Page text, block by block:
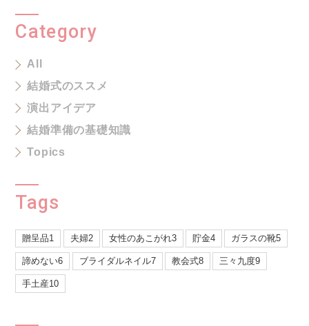
Category
All
結婚式のススメ
演出アイデア
結婚準備の基礎知識
Topics
Tags
贈呈品1 夫婦2 女性のあこがれ3 貯金4 ガラスの靴5
諦めない6 ブライダルネイル7 教会式8 三々九度9
手土産10